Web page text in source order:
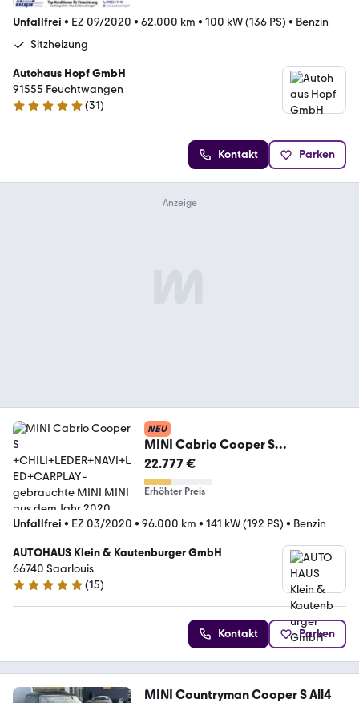
Unfallfrei • EZ 09/2020 • 62.000 km • 100 kW (136 PS) • Benzin
Sitzheizung
Autohaus Hopf GmbH
91555 Feuchtwangen
5 Sterne
(31)
Kontakt Parken
NEU
MINI Cabrio Cooper S
+CHILI+LEDER+NAVI+LED+CARPL
AY
22.777 €
Erhöhter Preis
Unfallfrei • EZ 03/2020 • 96.000 km • 141 kW (192 PS) • Benzin
AUTOHAUS Klein & Kautenburger GmbH
66740 Saarlouis
4.8 Sterne
(15)
Kontakt Parken
MINI Countryman Cooper S All4